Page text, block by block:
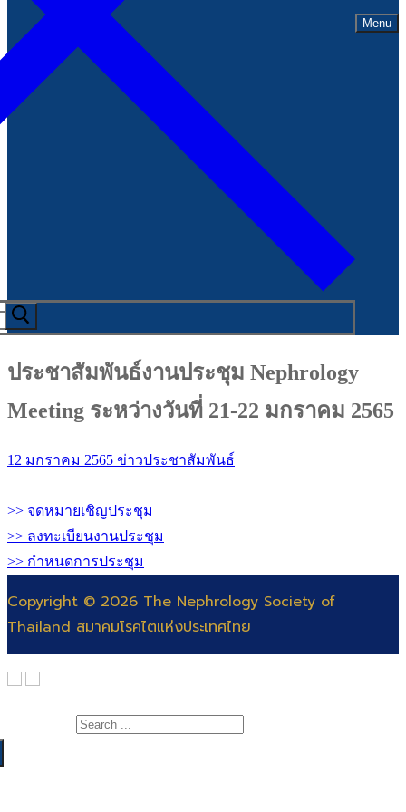
Menu
ประชาสัมพันธ์งานประชุม Nephrology
Meeting ระหว่างวันที่ 21-22 มกราคม 2565
12 มกราคม 2565 ข่าวประชาสัมพันธ์
>> จดหมายเชิญประชุม
>> ลงทะเบียนงานประชุม
>> กำหนดการประชุม
Copyright © 2026 The Nephrology Society of
Thailand สมาคมโรคไตแห่งประเทศไทย